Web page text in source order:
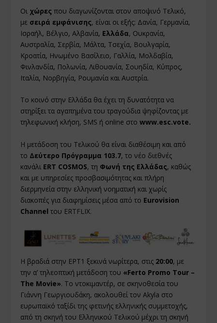
Οι χώρες που διαγωνίζονται στον αποψινό Τελικό,
με σειρά εμφάνισης, είναι οι εξής: Δανία, Γερμανία,
Ισραήλ, Βέλγιο, Αλβανία, Ελλάδα, Ουκρανία,
Αυστραλία, Σερβία, Μάλτα, Τσεχία, Βουλγαρία,
Κροατία, Ηνωμένο Βασίλειο, Γαλλία, Μολδαβία,
Φινλανδία, Πολωνία, Λιθουανία, Σουηδία, Κύπρος,
Ιταλία, Νορβηγία, Ρουμανία και Αυστρία.
Το κοινό στην Ελλάδα θα έχει τη δυνατότητα να
στηρίξει τα αγαπημένα του τραγούδια ψηφίζοντας με
τηλεφωνική κλήση, SMS ή online στοwww.esc.vote.
Η μετάδοση του Τελικού θα είναι διαθέσιμη και από
το Δεύτερο Πρόγραμμα 103.7, το νέο διεθνές
κανάλι ERT COSMOS, τη Φωνή της Ελλάδας, καθώς
και με υπηρεσίες προσβασιμότητας και πλήρη
διερμηνεία στην ελληνική νοηματική και χωρίς
διακοπές για διαφημίσεις μέσα από το Eurovision
Channel του ERTFLIX.
Η βραδιά στην ΕΡΤ1 ξεκινά νωρίτερα, στις 20:00, με
την α’ τηλεοπτική μετάδοση του «Ferto Promo Tour –
The Movie». Το ντοκιμαντέρ, σε σκηνοθεσία του
Γιάννη Γεωργιουδάκη, ακολουθεί τον Akyla στο
ευρωπαϊκό ταξίδι της φετινής ελληνικής συμμετοχής,
από τη σκηνή του Ελληνικού Τελικού μέχρι τη σκηνή